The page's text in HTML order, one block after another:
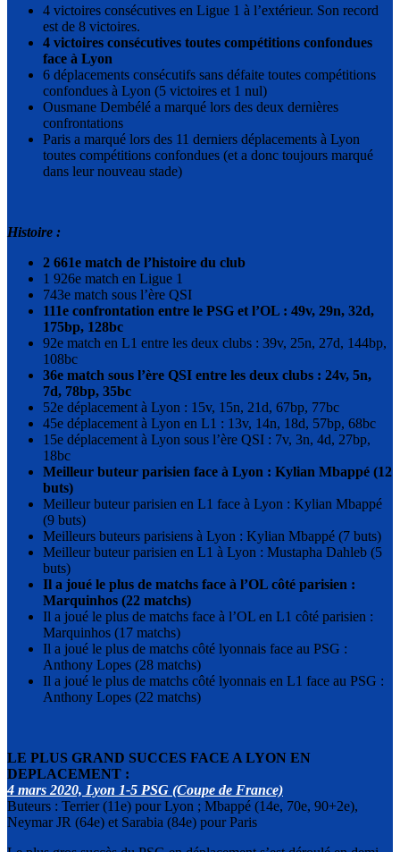
4 victoires consécutives en Ligue 1 à l’extérieur. Son record
est de 8 victoires.
4 victoires consécutives toutes compétitions confondues
face à Lyon
6 déplacements consécutifs sans défaite toutes compétitions
confondues à Lyon (5 victoires et 1 nul)
Ousmane Dembélé a marqué lors des deux dernières
confrontations
Paris a marqué lors des 11 derniers déplacements à Lyon
toutes compétitions confondues (et a donc toujours marqué
dans leur nouveau stade)
Histoire :
2 661e match de l’histoire du club
1 926e match en Ligue 1
743e match sous l’ère QSI
111e confrontation entre le PSG et l’OL : 49v, 29n, 32d,
175bp, 128bc
92e match en L1 entre les deux clubs : 39v, 25n, 27d, 144bp,
108bc
36e match sous l’ère QSI entre les deux clubs : 24v, 5n,
7d, 78bp, 35bc
52e déplacement à Lyon : 15v, 15n, 21d, 67bp, 77bc
45e déplacement à Lyon en L1 : 13v, 14n, 18d, 57bp, 68bc
15e déplacement à Lyon sous l’ère QSI : 7v, 3n, 4d, 27bp,
18bc
Meilleur buteur parisien face à Lyon : Kylian Mbappé (12
buts)
Meilleur buteur parisien en L1 face à Lyon : Kylian Mbappé
(9 buts)
Meilleurs buteurs parisiens à Lyon : Kylian Mbappé (7 buts)
Meilleur buteur parisien en L1 à Lyon : Mustapha Dahleb (5
buts)
Il a joué le plus de matchs face à l’OL côté parisien :
Marquinhos (22 matchs)
Il a joué le plus de matchs face à l’OL en L1 côté parisien :
Marquinhos (17 matchs)
Il a joué le plus de matchs côté lyonnais face au PSG :
Anthony Lopes (28 matchs)
Il a joué le plus de matchs côté lyonnais en L1 face au PSG :
Anthony Lopes (22 matchs)
LE PLUS GRAND SUCCES FACE A LYON EN
DEPLACEMENT :
4 mars 2020, Lyon 1-5 PSG (Coupe de France)
Buteurs : Terrier (11e) pour Lyon ; Mbappé (14e, 70e, 90+2e),
Neymar JR (64e) et Sarabia (84e) pour Paris